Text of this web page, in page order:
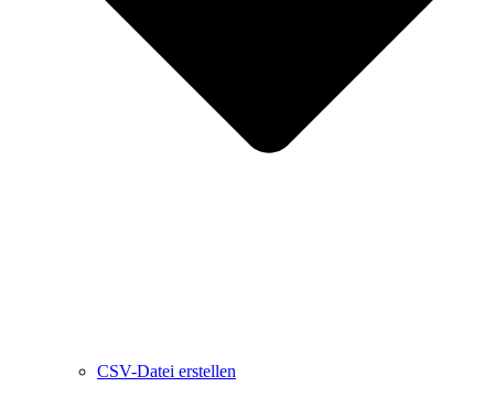
CSV-Datei erstellen